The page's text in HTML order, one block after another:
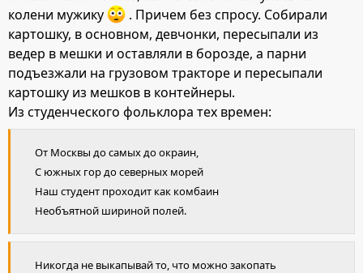
колени мужику
. Причем без спросу. Собирали
картошку, в основном, девчонки, пересыпали из
ведер в мешки и оставляли в борозде, а парни
подъезжали на грузовом тракторе и пересыпали
картошку из мешков в контейнеры.
Из студенческого фольклора тех времен:
От Москвы до самых до окраин,
С южных гор до северных морей
Наш студент проходит как комбаин
Необъятной шириной полей.
Никогда не выкапывай то, что можно закопать